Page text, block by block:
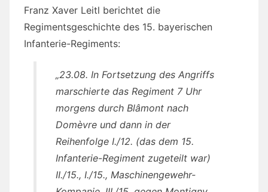
Franz Xaver Leitl berichtet die
Regimentsgeschichte des 15. bayerischen
Infanterie-Regiments:
„23.08. In Fortsetzung des Angriffs
marschierte das Regiment 7 Uhr
morgens durch Blâmont nach
Domèvre und dann in der
Reihenfolge I./12. (das dem 15.
Infanterie-Regiment zugeteilt war)
II./15., I./15., Maschinengewehr-